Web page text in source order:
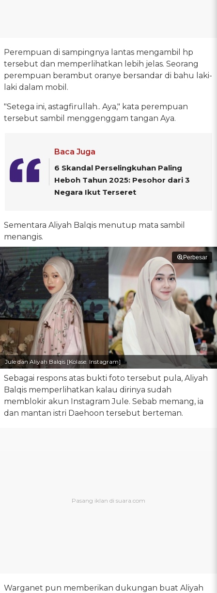
Perempuan di sampingnya lantas mengambil hp
tersebut dan memperlihatkan lebih jelas. Seorang
perempuan berambut oranye bersandar di bahu laki-
laki dalam mobil.
"Setega ini, astagfirullah.. Aya," kata perempuan
tersebut sambil menggenggam tangan Aya.
Baca Juga
6 Skandal Perselingkuhan Paling
Heboh Tahun 2025: Pesohor dari 3
Negara Ikut Terseret
Sementara Aliyah Balqis menutup mata sambil
menangis.
Perbesar
Jule dan Aliyah Balqis [Kolase. Instagram]
Sebagai respons atas bukti foto tersebut pula, Aliyah
Balqis memperlihatkan kalau dirinya sudah
memblokir akun Instagram Jule. Sebab memang, ia
dan mantan istri Daehoon tersebut berteman.
Warganet pun memberikan dukungan buat Aliyah